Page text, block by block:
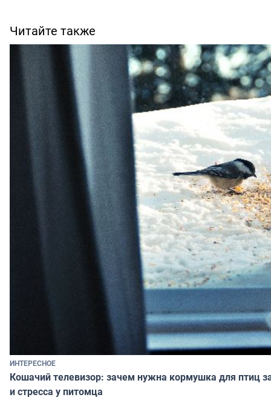
Читайте также
ИНТЕРЕСНОЕ
Кошачий телевизор: зачем нужна кормушка для птиц
и стресса у питомца